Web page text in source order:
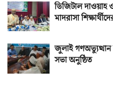
ডিজিটাল দাওয়াহ
মাদরাসা
জুলাই
সভা অনুষ্ঠিত